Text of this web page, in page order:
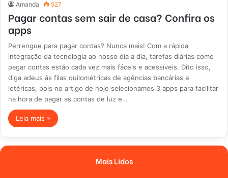
Amanda 527
Pagar contas sem sair de casa? Confira os
apps
Perrengue para pagar contas? Nunca mais! Com a rápida
integração da tecnologia ao nosso dia a dia, tarefas diárias como
pagar contas estão cada vez mais fáceis e acessíveis. Dito isso,
diga adeus às filas quilométricas de agências bancárias e
lotéricas, pois no artigo de hoje selecionamos 3 apps para facilitar
na hora de pagar as contas de luz e…
Leia mais »
Mais Lidos